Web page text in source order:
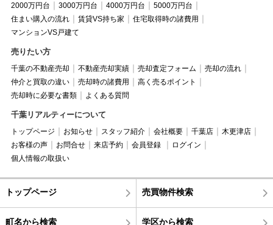
2000万円台
3000万円台 4000万円台
5000万円台
住まい購入の流れ
賃貸VS持ち家
住宅取得時の諸費用
マンションVS戸建て
売りたい方
千葉の不動産売却 不動産売却実績 売却査定フォーム
売却の流れ
仲介と買取の違い
売却時の諸費用
高く売るポイント
売却時に必要な書類
よくある質問
千葉リアルティーについて
トップページ お知らせ スタッフ紹介 会社概要 千葉店
木更津店
お客様の声
お問合せ 来店予約 会員登録
ログイン
個人情報の取扱い
トップページ 売買物件検索
町名から検索 学区から検索